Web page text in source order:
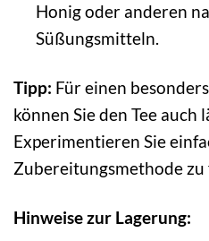
Honig oder anderen
Süßungsmitteln.
Tipp: Für einen
können Sie den Tee auch
Experimentieren Sie
Zubereitungsmethode zu
Hinweise zur Lagerung: